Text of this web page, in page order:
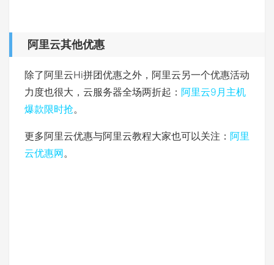
阿里云其他优惠
除了阿里云Hi拼团优惠之外，阿里云另一个优惠活动
力度也很大，云服务器全场两折起： 阿里云9月主机
爆款限时抢。
更多阿里云优惠与阿里云教程大家也可以关注： 阿里
云优惠网。